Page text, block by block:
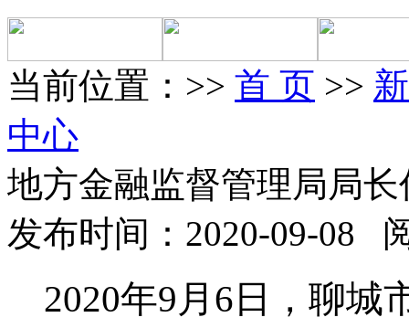
当前位置：>> 首 页 >>
中心
地方金融监督管理局局
发布时间：2020-09-08
2020年9月6日， 聊城